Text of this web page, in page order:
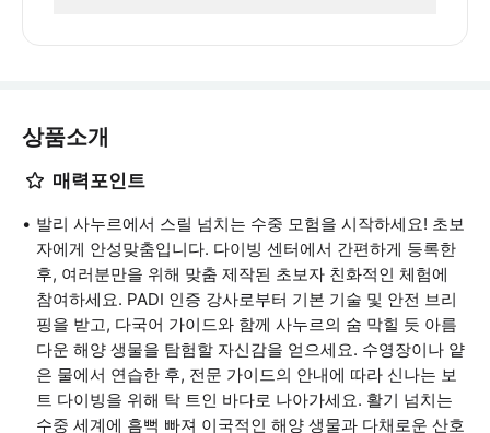
상품소개
매력포인트
발리 사누르에서 스릴 넘치는 수중 모험을 시작하세요! 초보
자에게 안성맞춤입니다. 다이빙 센터에서 간편하게 등록한
후, 여러분만을 위해 맞춤 제작된 초보자 친화적인 체험에
참여하세요. PADI 인증 강사로부터 기본 기술 및 안전 브리
핑을 받고, 다국어 가이드와 함께 사누르의 숨 막힐 듯 아름
다운 해양 생물을 탐험할 자신감을 얻으세요. 수영장이나 얕
은 물에서 연습한 후, 전문 가이드의 안내에 따라 신나는 보
트 다이빙을 위해 탁 트인 바다로 나아가세요. 활기 넘치는
수중 세계에 흠뻑 빠져 이국적인 해양 생물과 다채로운 산호